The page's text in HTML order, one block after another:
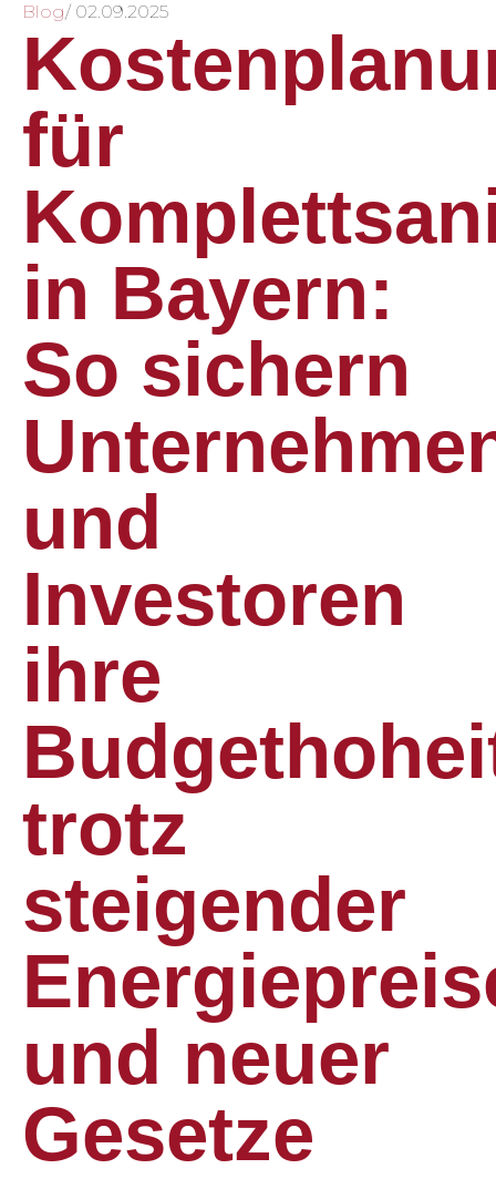
Blog/ 02.09.2025
für
in Bayern:
So sichern
und
Investoren
ihre
trotz
steigender
und neuer
Gesetze